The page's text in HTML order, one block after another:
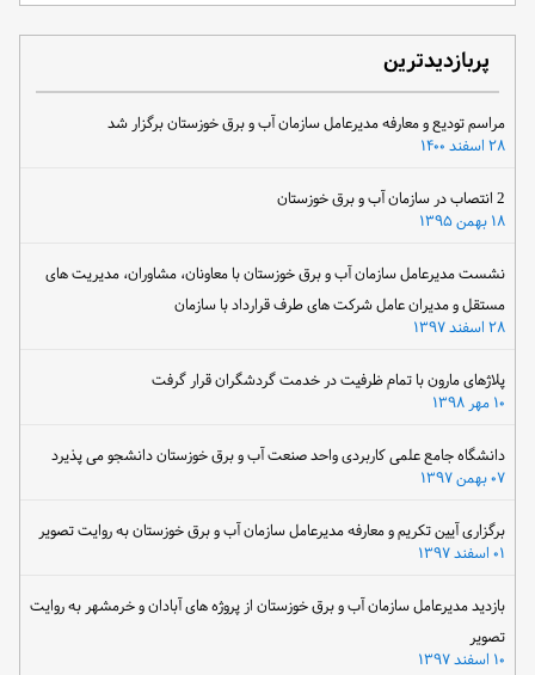
پربازدیدترین
مراسم تودیع و معارفه مدیرعامل سازمان آب و برق خوزستان برگزار شد
۲۸ اسفند ۱۴۰۰
۱۸ بهمن ۱۳۹۵
نشست مدیرعامل سازمان آب و برق خوزستان با معاونان، مشاوران، مدیریت های
مستقل و مدیران عامل شرکت های طرف قرارداد با سازمان
۲۸ اسفند ۱۳۹۷
پلاژهای مارون با تمام ظرفیت در خدمت گردشگران قرار گرفت
دانشگاه جامع علمی کاربردی واحد صنعت آب و برق خوزستان دانشجو می پذیرد
۰۷ بهمن ۱۳۹۷
برگزاری آیین تکریم و معارفه مدیرعامل سازمان آب و برق خوزستان به روایت تصویر
بازدید مدیرعامل سازمان آب و برق خوزستان از پروژه های آبادان و خرمشهر به روایت
تصویر